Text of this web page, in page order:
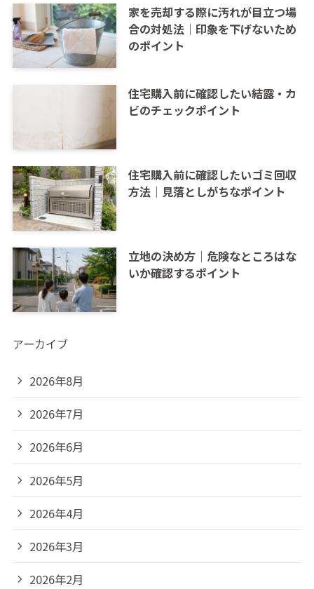
家を売却する際に汚れが目立つ場
合の対処法｜印象を下げないため
のポイント
住宅購入前に確認したい結露・カ
ビのチェックポイント
住宅購入前に確認したいゴミ回収
方法｜見落としがちなポイント
立地の決め方｜危険なところはな
いか確認するポイント
アーカイブ
2026年8月
2026年7月
2026年6月
2026年5月
2026年4月
2026年3月
2026年2月